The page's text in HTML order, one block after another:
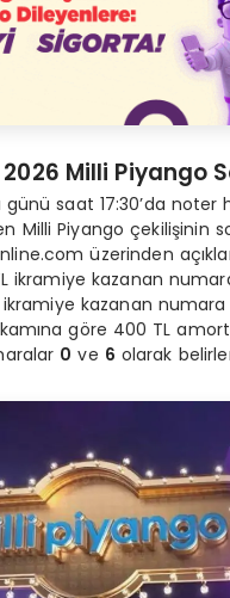
Milli Piyango
günü saat 17:30’da noter
Milli Piyango çekilişinin
üzerinden
ikramiye kazanan
ikramiye kazanan numara
göre 400 TL
0 ve 6 olarak